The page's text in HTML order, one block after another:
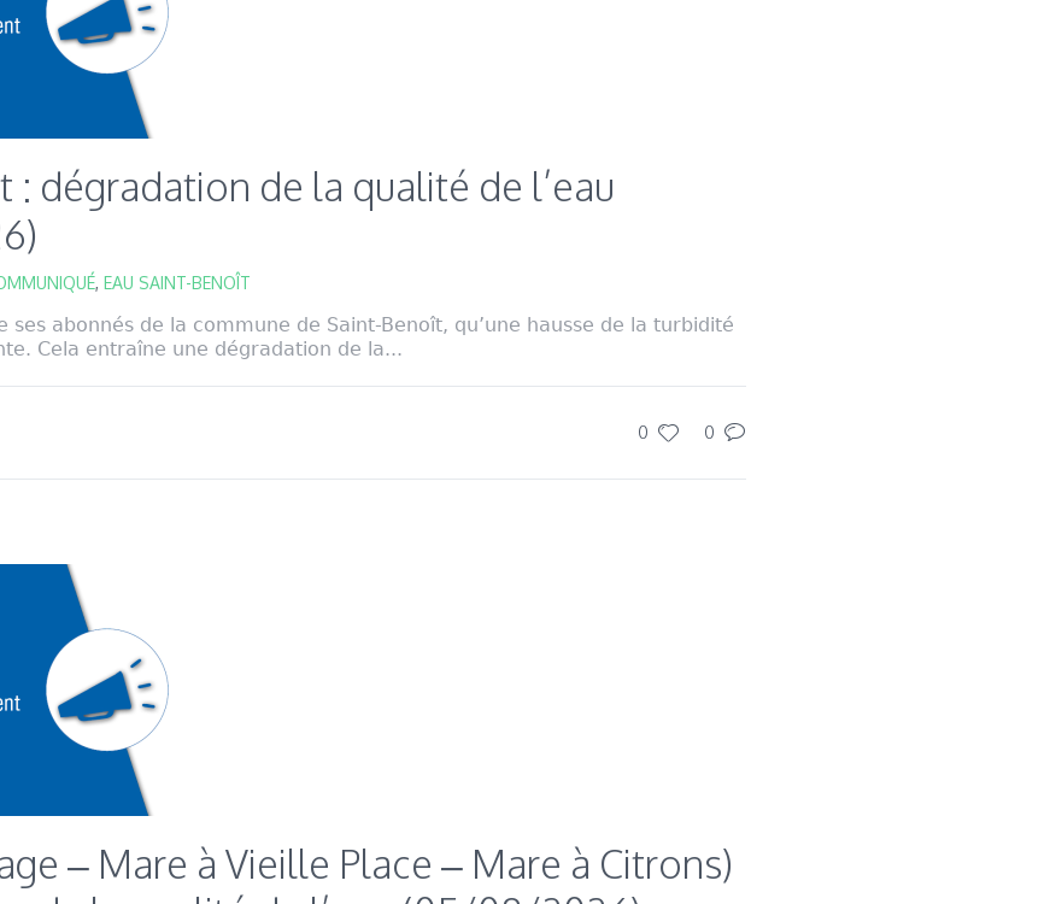
: dégradation de la qualité de l’eau
, EAU SAINT-BENOÎT
ses abonnés de la commune de Saint-Benoît, qu’une hausse de la turbidité
Cela entraîne une dégradation de la...
0 0
– Mare à Vieille Place – Mare à Citrons)